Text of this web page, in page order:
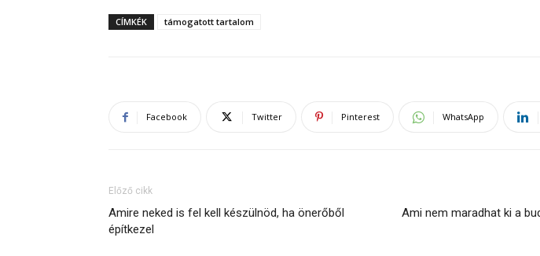
CÍMKÉK támogatott tartalom
Facebook Twitter Pinterest WhatsApp
Előző cikk
Amire neked is fel kell készülnöd, ha önerőből
építkezel
Ami nem maradhat ki a